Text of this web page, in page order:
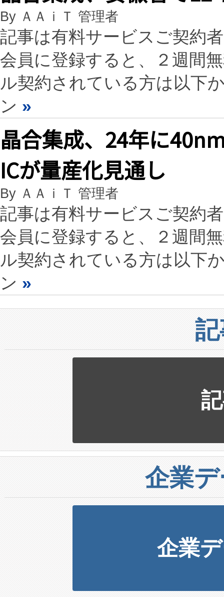
By ＡＡｉＴ 管理者
記事は有料サービスご契約
会員に登録すると、２週間
ル契約されている方は以下
ン »
晶合集成、24年に
ICが量産化見通し
By ＡＡｉＴ 管理者
記事は有料サービスご契約
会員に登録すると、２週間
ル契約されている方は以下
ン »
企業
企業